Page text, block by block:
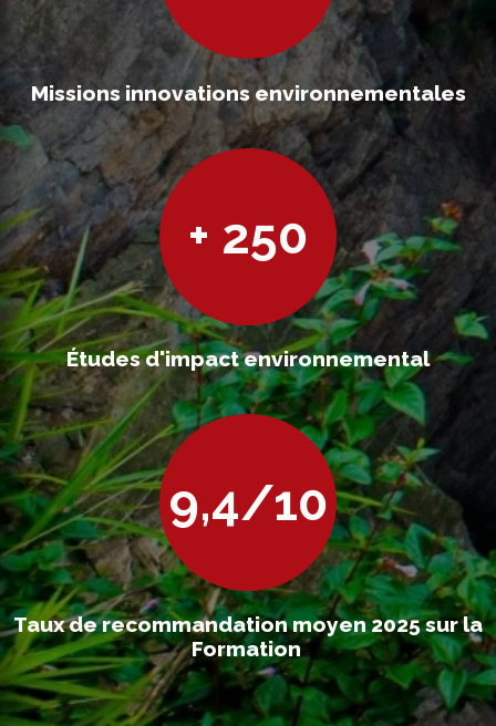
Missions innovations environnementales
+ 250
Études d'impact environnemental
9,4/10
Taux de recommandation moyen 2025 sur la
Formation